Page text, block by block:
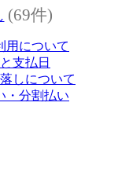
(69件)
用について
支払日
しについて
・分割払い